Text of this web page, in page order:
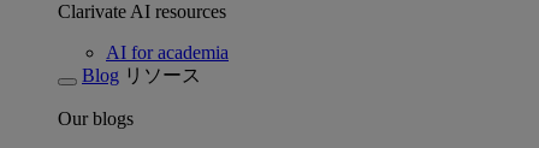
Clarivate AI resources
AI for academia
Blog リソース
Our blogs